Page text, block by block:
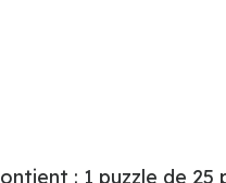
: 1 puzzle de 25